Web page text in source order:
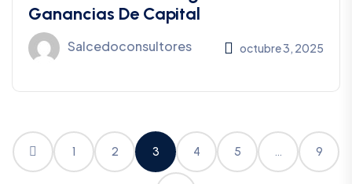
Ganancias De Capital
Salcedoconsultores octubre 3, 2025
1 2 3 4 5 … 9